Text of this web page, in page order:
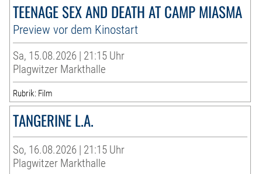
TEENAGE SEX AND DEATH AT CAMP MIASMA
Preview vor dem Kinostart
Sa, 15.08.2026 | 21:15 Uhr
Plagwitzer Markthalle
Rubrik: Film
TANGERINE L.A.
So, 16.08.2026 | 21:15 Uhr
Plagwitzer Markthalle